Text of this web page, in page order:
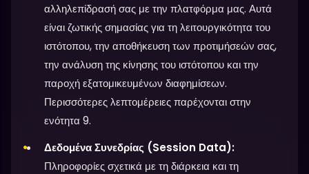
αλληλεπίδρασή σας με την πλατφόρμα μας. Αυτά
είναι ζωτικής σημασίας για τη λειτουργικότητα του
ιστότοπου, την αποθήκευση των προτιμήσεών σας,
την ανάλυση της κίνησης του ιστότοπου και την
παροχή εξατομικευμένων διαφημίσεων.
Περισσότερες λεπτομέρειες παρέχονται στην
ενότητα 9.
Δεδομένα Συνεδρίας (Session Data):
Πληροφορίες σχετικά με τη διάρκεια και τη